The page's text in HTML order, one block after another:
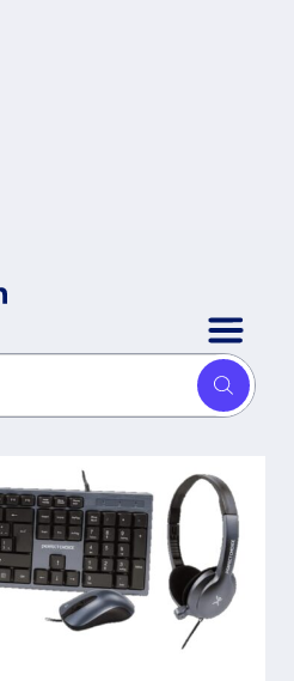
para
PERFECT CHOICE PC-201700
1000 DPI